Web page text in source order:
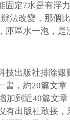
固定?水是有浮
法改變，那個
庫區水一泡，是
技出版社排除艱
書，約20篇文章
加到近40篇文章
有出版社敢接，